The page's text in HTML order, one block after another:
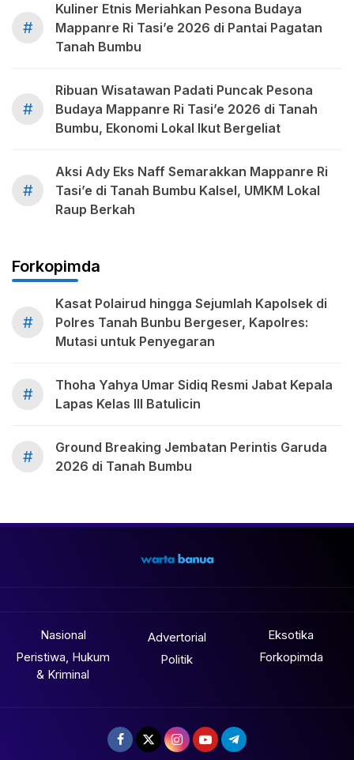
#
Kuliner Etnis Meriahkan Pesona Budaya
Mappanre Ri Tasi’e 2026 di Pantai Pagatan
Tanah Bumbu
#
Ribuan Wisatawan Padati Puncak Pesona
Budaya Mappanre Ri Tasi’e 2026 di Tanah
Bumbu, Ekonomi Lokal Ikut Bergeliat
#
Aksi Ady Eks Naff Semarakkan Mappanre Ri
Tasi’e di Tanah Bumbu Kalsel, UMKM Lokal
Raup Berkah
Forkopimda
#
Kasat Polairud hingga Sejumlah Kapolsek di
Polres Tanah Bunbu Bergeser, Kapolres:
Mutasi untuk Penyegaran
#
Thoha Yahya Umar Sidiq Resmi Jabat Kepala
Lapas Kelas III Batulicin
#
Ground Breaking Jembatan Perintis Garuda
2026 di Tanah Bumbu
Nasional
Peristiwa, Hukum
& Kriminal
Advertorial
Politik
Eksotika
Forkopimda